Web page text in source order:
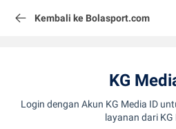
Kembali ke Bolasport.com
KG
Login dengan Akun KG Media ID
layanan dari KG